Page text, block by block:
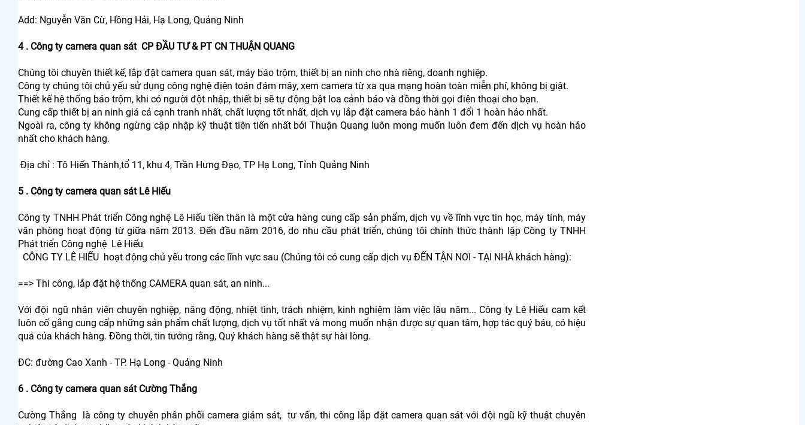
Add: Nguyễn Văn Cừ, Hồng Hải, Hạ Long, Quảng Ninh
4 . Công ty camera quan sát CP ĐẦU TƯ & PT CN THUẬN QUANG
Chúng tôi chuyên thiết kế, lắp đặt camera quan sát, máy báo trộm, thiết bị an ninh cho nhà riêng, doanh nghiệp.
Công ty chúng tôi chủ yếu sử dụng công nghệ điện toán đám mây, xem camera từ xa qua mạng hoàn toàn miễn phí, không bị giật.
Thiết kế hệ thống báo trộm, khi có người đột nhập, thiết bị sẽ tự động bật loa cảnh báo và đồng thời gọi điện thoại cho bạn.
Cung cấp thiết bị an ninh giá cả cạnh tranh nhất, chất lượng tốt nhất, dịch vụ lắp đặt camera bảo hành 1 đổi 1 hoàn hảo nhất.
Ngoài ra, công ty không ngừng cập nhập kỹ thuật tiên tiến nhất bởi Thuận Quang luôn mong muốn luôn đem đến dịch vụ hoàn hảo
nhất cho khách hàng.
Địa chỉ : Tô Hiến Thành,tổ 11, khu 4, Trần Hưng Đạo, TP Hạ Long, Tỉnh Quảng Ninh
5 . Công ty camera quan sát Lê Hiếu
Công ty TNHH Phát triển Công nghệ Lê Hiếu tiền thân là một cửa hàng cung cấp sản phẩm, dịch vụ về lĩnh vực tin học, máy tính, máy
văn phòng hoạt động từ giữa năm 2013. Đến đầu năm 2016, do nhu cầu phát triển, chúng tôi chính thức thành lập Công ty TNHH
Phát triển Công nghệ Lê Hiếu
CÔNG TY LÊ HIẾU hoạt động chủ yếu trong các lĩnh vực sau (Chúng tôi có cung cấp dịch vụ ĐẾN TẬN NƠI - TẠI NHÀ khách hàng):
==> Thi công, lắp đặt hệ thống CAMERA quan sát, an ninh...
Với đội ngũ nhân viên chuyên nghiệp, năng động, nhiệt tình, trách nhiệm, kinh nghiệm làm việc lâu năm... Công ty Lê Hiếu cam kết
luôn cố gắng cung cấp những sản phẩm chất lượng, dịch vụ tốt nhất và mong muốn nhận được sự quan tâm, hợp tác quý báu, có hiệu
quả của khách hàng. Đồng thời, tin tưởng rằng, Quý khách hàng sẽ thật sự hài lòng.
ĐC: đường Cao Xanh - TP. Hạ Long - Quảng Ninh
6 . Công ty camera quan sát Cường Thắng
Cường Thắng là công ty chuyên phân phối camera giám sát, tư vấn, thi công lắp đặt camera quan sát với đội ngũ kỹ thuật chuyên